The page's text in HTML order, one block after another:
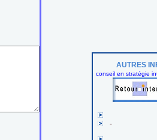
AUTRES
conseil en stratégie
-